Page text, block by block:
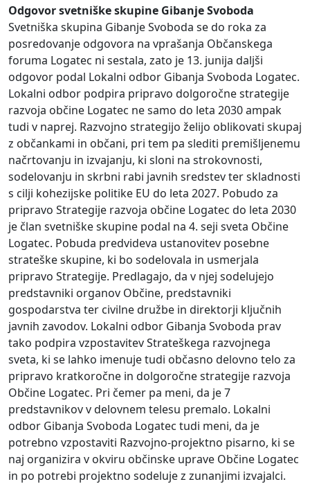
Odgovor svetniške skupine Gibanje Svoboda
Svetniška skupina Gibanje Svoboda se do roka za
posredovanje odgovora na vprašanja Občanskega
foruma Logatec ni sestala, zato je 13. junija daljši
odgovor podal Lokalni odbor Gibanja Svoboda Logatec.
Lokalni odbor podpira pripravo dolgoročne strategije
razvoja občine Logatec ne samo do leta 2030 ampak
tudi v naprej. Razvojno strategijo želijo oblikovati skupaj
z občankami in občani, pri tem pa slediti premišljenemu
načrtovanju in izvajanju, ki sloni na strokovnosti,
sodelovanju in skrbni rabi javnih sredstev ter skladnosti
s cilji kohezijske politike EU do leta 2027. Pobudo za
pripravo Strategije razvoja občine Logatec do leta 2030
je član svetniške skupine podal na 4. seji sveta Občine
Logatec. Pobuda predvideva ustanovitev posebne
strateške skupine, ki bo sodelovala in usmerjala
pripravo Strategije. Predlagajo, da v njej sodelujejo
predstavniki organov Občine, predstavniki
gospodarstva ter civilne družbe in direktorji ključnih
javnih zavodov. Lokalni odbor Gibanja Svoboda prav
tako podpira vzpostavitev Strateškega razvojnega
sveta, ki se lahko imenuje tudi občasno delovno telo za
pripravo kratkoročne in dolgoročne strategije razvoja
Občine Logatec. Pri čemer pa meni, da je 7
predstavnikov v delovnem telesu premalo. Lokalni
odbor Gibanja Svoboda Logatec tudi meni, da je
potrebno vzpostaviti Razvojno-projektno pisarno, ki se
naj organizira v okviru občinske uprave Občine Logatec
in po potrebi projektno sodeluje z zunanjimi izvajalci.